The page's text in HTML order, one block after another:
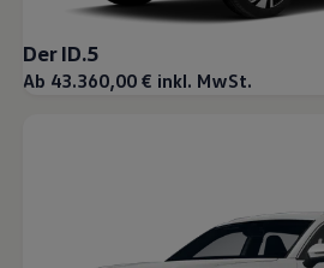
Der ID.5
Ab 43.360,00 € inkl. MwSt.